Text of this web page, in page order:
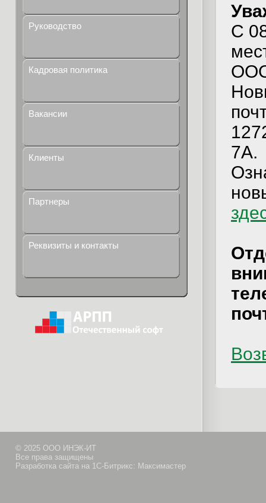
Руководство
Кадровая политика
Вакансии
Клиенты
Партнеры
Реквизиты и контакты
С
7А.
© 2025 ООО ИНЭК-ИТ
Все права защищены
Разработка сайта на 1С-Битрикс: Максимастер